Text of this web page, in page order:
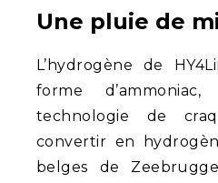
Une pluie de
L’hydrogène de
forme
technologie de
convertir en
belges de